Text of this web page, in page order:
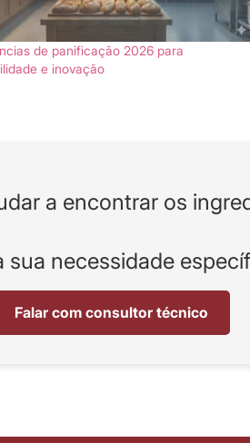
de panificação 2026 para
e inovação
a encontrar os
sua necessidade
Falar com consultor técnico